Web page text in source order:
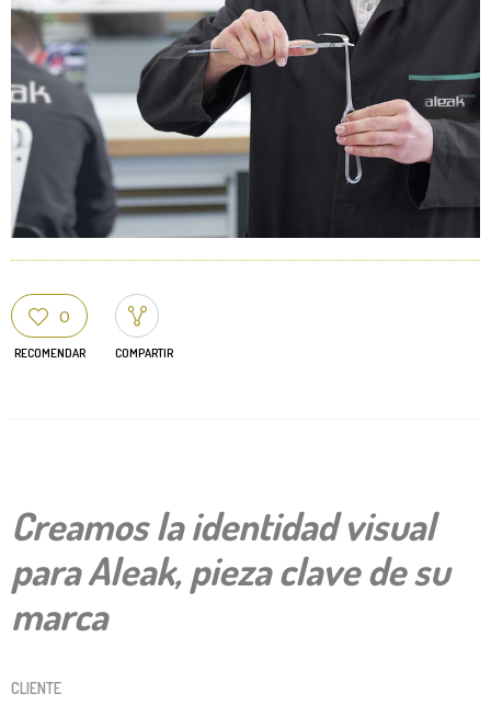
0
RECOMENDAR COMPARTIR
Creamos la identidad visual
para Aleak, pieza clave de su
marca
CLIENTE